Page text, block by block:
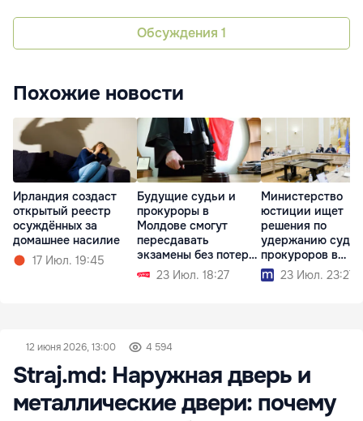
Обсуждения 1
Похожие новости
Ирландия создаст
открытый реестр
осуждённых за
домашнее насилие
17 Июл. 19:45
Будущие судьи и
прокуроры в
Молдове смогут
пересдавать
экзамены без потери
стипендии
23 Июл. 18:27
Министерство
юстиции ищет
решения по
удержанию
прокуроров в
системе
23 Июл. 23:27
12 июня 2026, 13:00 4 594
Straj.md: Наружная дверь и
металлические двери: почему